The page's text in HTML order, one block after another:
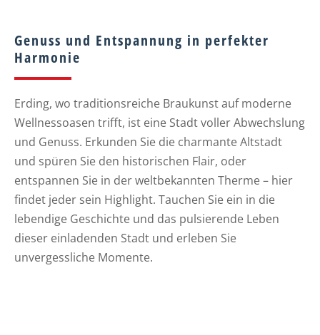
Genuss und Entspannung in perfekter
Harmonie
Erding, wo traditionsreiche Braukunst auf moderne
Wellnessoasen trifft, ist eine Stadt voller Abwechslung
und Genuss. Erkunden Sie die charmante Altstadt
und spüren Sie den historischen Flair, oder
entspannen Sie in der weltbekannten Therme – hier
findet jeder sein Highlight. Tauchen Sie ein in die
lebendige Geschichte und das pulsierende Leben
dieser einladenden Stadt und erleben Sie
unvergessliche Momente.